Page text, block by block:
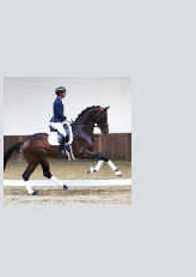
tijdens
van 2,01
met